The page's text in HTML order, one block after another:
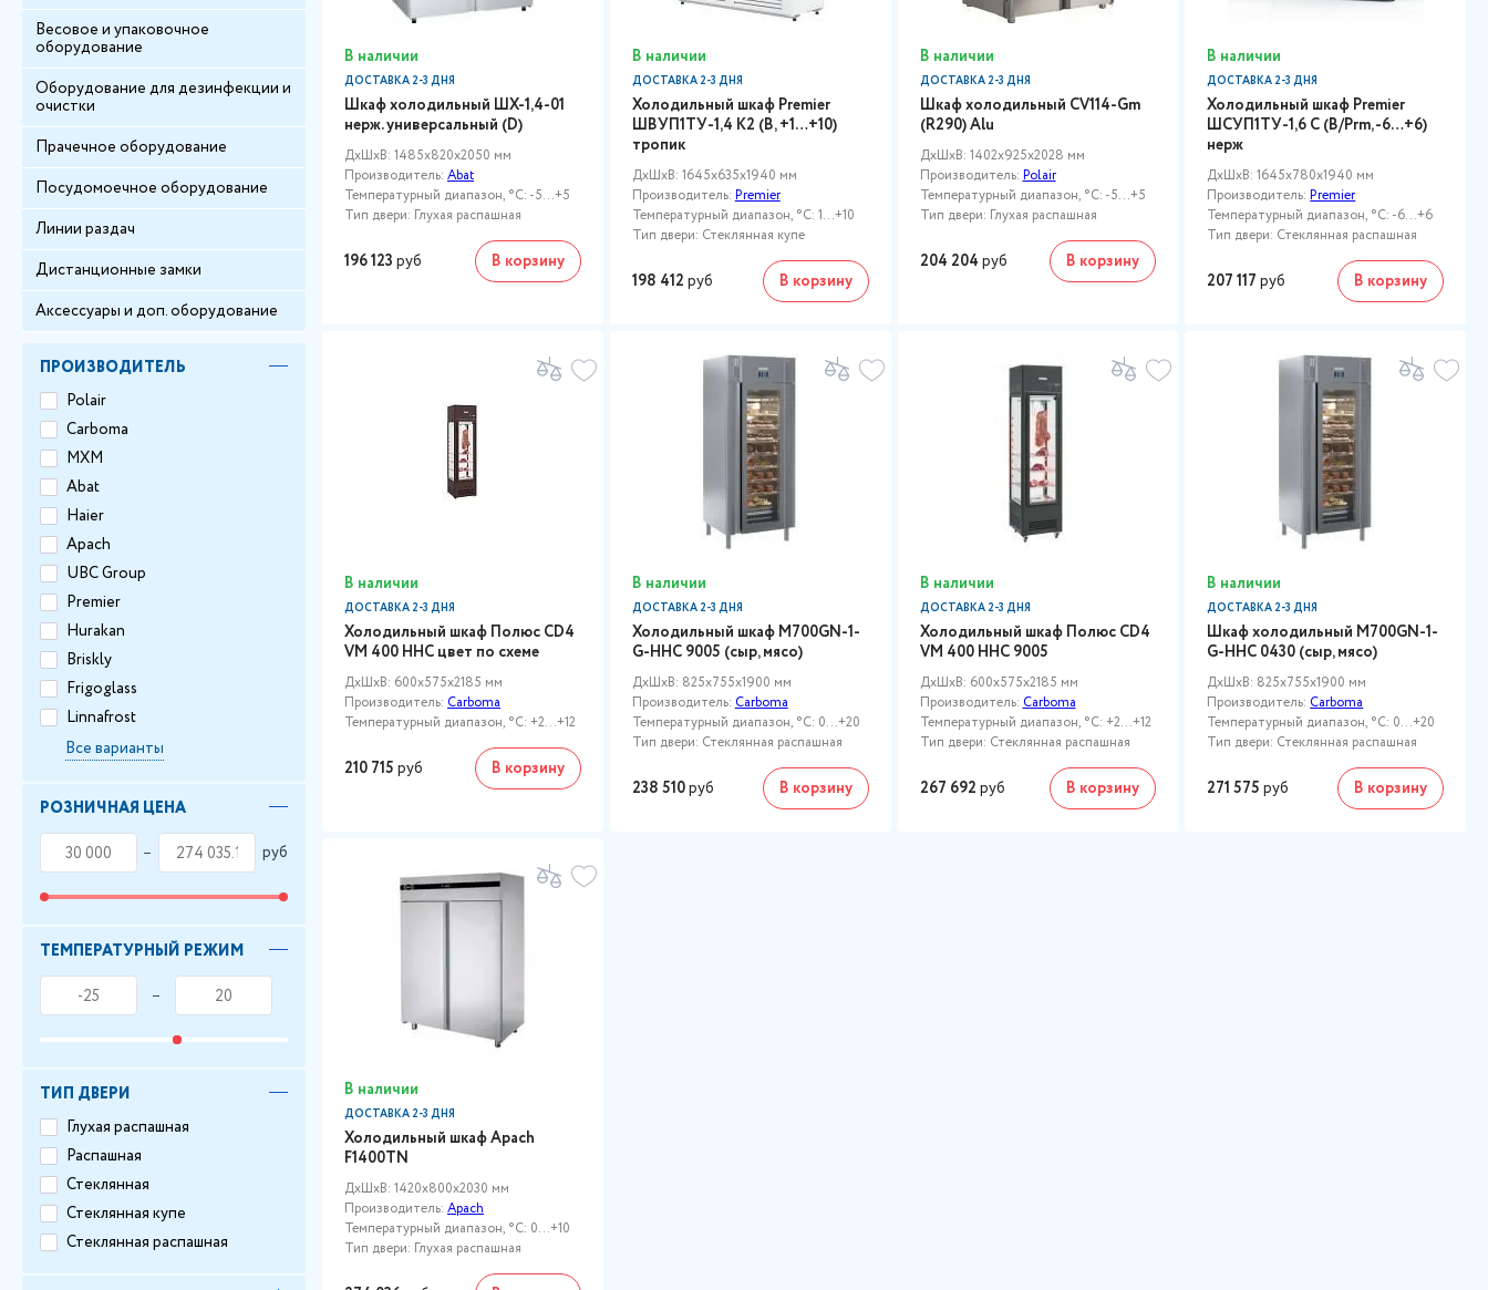
Весовое и упаковочное
оборудование
Оборудование для дезинфекции и
очистки
Прачечное оборудование
Посудомоечное оборудование
Линии раздач
Дистанционные замки
Аксессуары и доп. оборудование
ПРОИЗВОДИТЕЛЬ
Polair
Carboma
МХМ
Abat
Haier
Apach
UBC Group
Premier
Hurakan
Briskly
Frigoglass
Linnafrost
Все варианты
РОЗНИЧНАЯ ЦЕНА
руб
ТЕМПЕРАТУРНЫЙ РЕЖИМ
ТИП ДВЕРИ
Глухая распашная
Распашная
Стеклянная
Стеклянная купе
Стеклянная распашная
В наличии
ДОСТАВКА 2-3 ДНЯ
Шкаф холодильный ШХ-1,4-01
нерж. универсальный (D)
ДxШxВ: 1485x820x2050 мм
Производитель: Abat
Температурный диапазон, °C: -5...+5
Тип двери: Глухая распашная
196 123 руб В корзину
В наличии
ДОСТАВКА 2-3 ДНЯ
Холодильный шкаф Premier
ШВУП1ТУ-1,4 К2 (В, +1…+10)
тропик
ДxШxВ: 1645x635x1940 мм
Производитель:Premier
Температурный диапазон, °C: 1...+10
Тип двери: Стеклянная купе
198 412 руб В корзину
В наличии
ДОСТАВКА 2-3 ДНЯ
Шкаф холодильный CV114-Gm
(R290) Alu
ДxШxВ: 1402x925x2028 мм
Производитель:Polair
Температурный диапазон, °C: -5...+5
Тип двери: Глухая распашная
204 204 руб В корзину
В наличии
ДОСТАВКА 2-3 ДНЯ
Холодильный шкаф Premier
ШСУП1ТУ-1,6 С (В/Prm, -6…+6)
нерж
ДxШxВ: 1645x780x1940 мм
Производитель:Premier
Температурный диапазон, °C: -6...+6
Тип двери: Стеклянная распашная
207 117 руб В корзину
В наличии
ДОСТАВКА 2-3 ДНЯ
Холодильный шкаф Полюс CD4
VM 400 HHC цвет по схеме
ДxШxВ: 600x575x2185 мм
Производитель: Carboma
Температурный диапазон, °C: +2...+12
210 715 руб В корзину
В наличии
ДОСТАВКА 2-3 ДНЯ
Холодильный шкаф M700GN-1-
G-HHC 9005 (сыр, мясо)
ДxШxВ: 825x755x1900 мм
Производитель: Carboma
Температурный диапазон, °C: 0...+20
Тип двери: Стеклянная распашная
238 510руб В корзину
В наличии
ДОСТАВКА 2-3 ДНЯ
Холодильный шкаф Полюс CD4
VM 400 HHC 9005
ДxШxВ: 600x575x2185 мм
Производитель: Carboma
Температурный диапазон, °C: +2...+12
Тип двери: Стеклянная распашная
267 692 руб В корзину
В наличии
ДОСТАВКА 2-3 ДНЯ
Шкаф холодильный M700GN-1-
G-HHC 0430 (сыр, мясо)
ДxШxВ: 825x755x1900 мм
Производитель: Carboma
Температурный диапазон, °C: 0...+20
Тип двери: Стеклянная распашная
271 575 руб В корзину
В наличии
ДОСТАВКА 2-3 ДНЯ
Холодильный шкаф Apach
F1400TN
ДxШxВ: 1420x800x2030 мм
Производитель: Apach
Температурный диапазон, °C: 0...+10
Тип двери: Глухая распашная